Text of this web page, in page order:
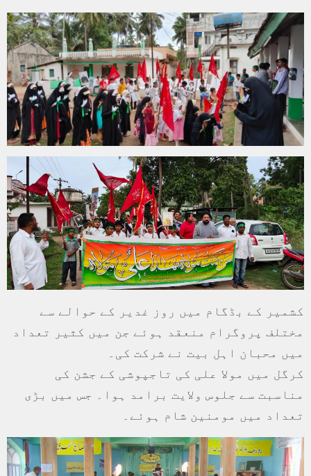
کشمیر کے بڈگام میں روز غدیر کے حوالے سے
مختلف پروگرام منعقد ہوئے جن میں کثیر تعداد
میں محبان اہل بیت نے شرکت کی۔
کرگل میں مولا علی کی تاجپوشی کے جشن کی
مناسبت سے جلوس ولایت برامد ہوا۔ جس میں بڑی
تعداد میں مومنین شام ہوئے۔